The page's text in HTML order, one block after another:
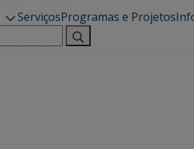
ServiçosProgramas e Projetos